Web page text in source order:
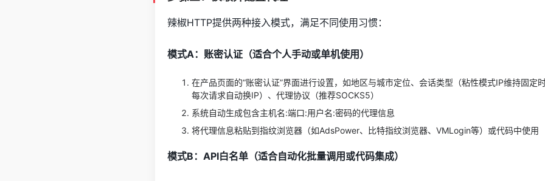
辣椒HTTP提供两种接入模式，满足不同使用习惯：
模式A：账密认证（适合个人手动或单机使用）
在产品页面的“账密认证”界面进行设置，如地区与城市定位、会话类型（粘性模式IP维持固定
每次请求自动换IP）、代理协议（推荐SOCKS5）
系统自动生成包含主机名:端口:用户名:密码的代理信息
将代理信息粘贴到指纹浏览器（如AdsPower、比特指纹浏览器、VMLogin等）或代码中使用
模式B：API白名单（适合自动化批量调用或代码集成）